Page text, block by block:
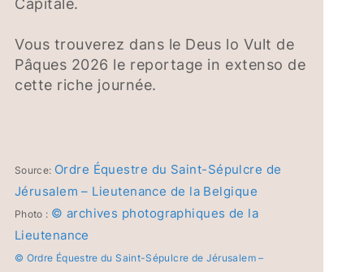
Vous trouverez dans le Deus lo Vult de
Pâques 2026 le reportage in extenso de
cette riche journée.
Source: Ordre Équestre du Saint-Sépulcre de
Jérusalem – Lieutenance de la Belgique
Photo : © archives photographiques de la
Lieutenance
© Ordre Équestre du Saint-Sépulcre de Jérusalem –